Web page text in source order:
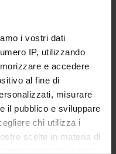
i vostri dati
IP, utilizzando
e accedere
al fine di
misurare
il pubblico e sviluppare
chi utilizza i
scelte in materia di